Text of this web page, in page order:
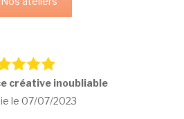
créative inoubliable
le 07/07/2023